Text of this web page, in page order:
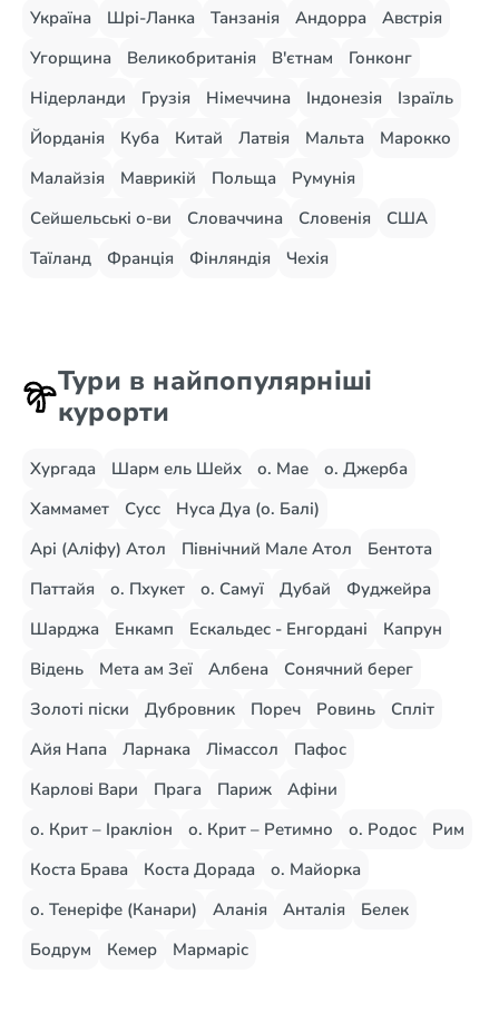
Україна
Шрі-Ланка Танзанія Андорра
Австрія
Угорщина
Великобританія В'єтнам
Гонконг
Нідерланди
Грузія Німеччина Індонезія
Ізраїль
Йорданія
Куба Китай Латвія Мальта
Марокко
Малайзія
Маврикій Польща
Румунія
Сейшельські о-ви
Словаччина Словенія
США
Таїланд
Франція Фінляндія Чехія
Тури в найпопулярніші
курорти
Хургада Шарм ель Шейх о. Мае
о. Джерба
Хаммамет
Сусс
Нуса Дуа (о. Балі)
Арі (Аліфу) Атол
Північний Мале Атол
Бентота
Паттайя
о. Пхукет о. Самуї Дубай
Фуджейра
Шарджа
Енкамп Ескальдес - Енгордані
Капрун
Відень
Мета ам Зеї Албена
Сонячний берег
Золоті піски
Дубровник Пореч Ровинь
Спліт
Айя Напа
Ларнака Лімассол
Пафос
Карлові Вари
Прага Париж
Афіни
о. Крит – Іракліон
о. Крит – Ретимно о. Родос
Рим
Коста Брава
Коста Дорада
о. Майорка
о. Тенеріфе (Канари)
Аланія Анталія
Белек
Бодрум
Кемер Мармаріс